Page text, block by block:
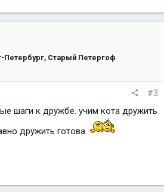
Петербург, Старый Петергоф
#3
шаги к дружбе. учим кота дружить
дружить готова